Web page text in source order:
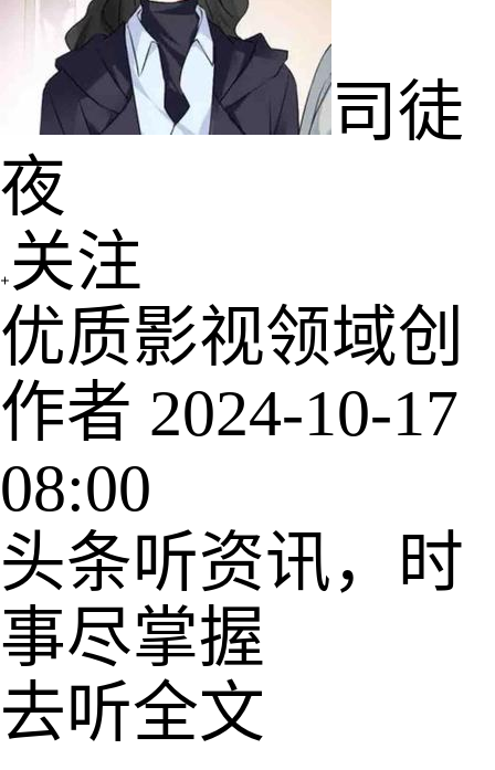
司徒
夜
关注
优质影视领域创
作者 2024-10-17
08:00
头条听资讯，时
事尽掌握
去听全文